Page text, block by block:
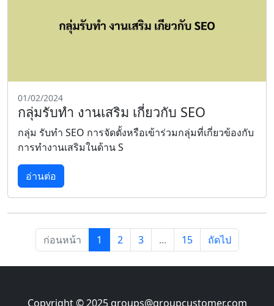
01/02/2024
กลุ่มรับทำ งานเสริม เกี่ยวกับ SEO
กลุ่ม รับทำ SEO การจัดตั้งหรือเข้าร่วมกลุ่มที่เกี่ยวข้องกับ
การทำงานเสริมในด้าน S
อ่านต่อ
ก่อนหน้า 1 2 3 ... 15 ถัดไป
Copyright © 2025 groups@groupcustomer.com